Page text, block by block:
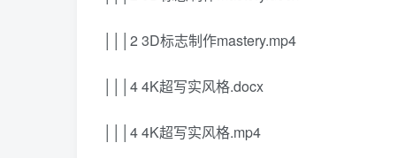
│││2 3D标志制作mastery.mp4
│││4 4K超写实风格.docx
│││4 4K超写实风格.mp4